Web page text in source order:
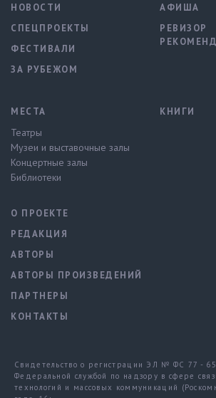
НОВОСТИ
СПЕЦПРОЕКТЫ
ФЕСТИВАЛИ
ЗА РУБЕЖОМ
АФИША
РЕВИЗОР
МЕСТА
Театры
Музеи и выставочные залы
Концертные залы
Библиотеки
КНИГИ
О ПРОЕКТЕ
РЕДАКЦИЯ
АВТОРЫ
АВТОРЫ ПРОИЗВЕДЕНИЙ
ПАРТНЕРЫ
КОНТАКТЫ
Свидетельство о регистрации ЭЛ № ФС 77 -
Федеральной службой по надзору в сфере
технологий и массовых коммуникаций